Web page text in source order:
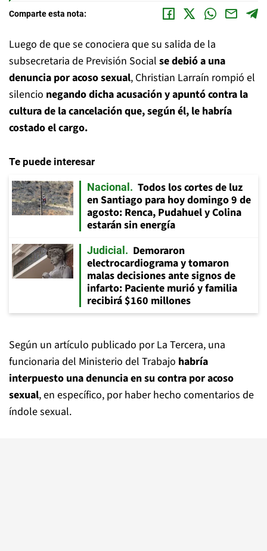
Comparte esta nota:
Luego de que se conociera que su salida de la
subsecretaria de Previsión Social se debió a una
denuncia por acoso sexual, Christian Larraín rompió el
silencio negando dicha acusación y apuntó contra la
cultura de la cancelación que, según él, le habría
costado el cargo.
Te puede interesar
Nacional
Todos los cortes de luz
en Santiago para hoy domingo 9 de
agosto: Renca, Pudahuel y Colina
estarán sin energía
Judicial
Demoraron
electrocardiograma y tomaron
malas decisiones ante signos de
infarto: Paciente murió y familia
recibirá $160 millones
Según un artículo publicado por La Tercera, una
funcionaria del Ministerio del Trabajo habría
interpuesto una denuncia en su contra por acoso
sexual, en específico, por haber hecho comentarios de
índole sexual.